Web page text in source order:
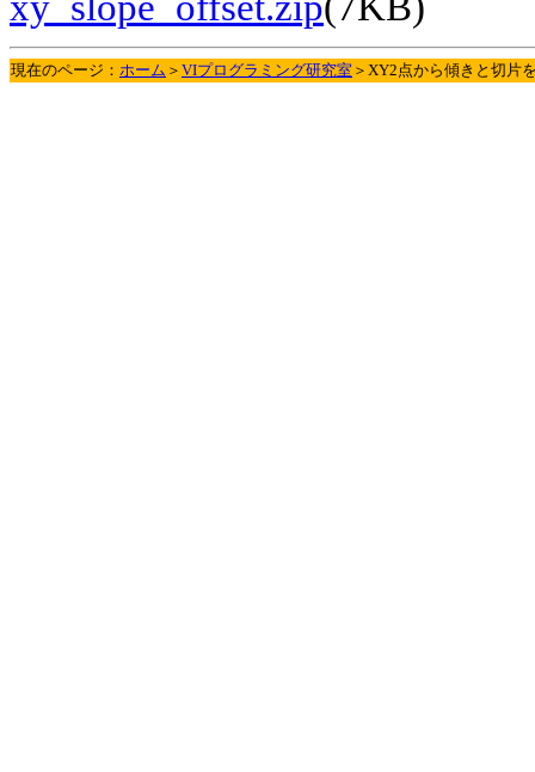
現在のページ： ホーム ＞ VIプログラミング研究室 ＞XY2点から傾きと切片